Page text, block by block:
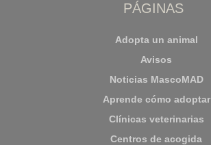
PÁGINAS
Adopta un animal
Avisos
Noticias MascoMAD
Aprende cómo adoptar
Clínicas veterinarias
Centros de acogida